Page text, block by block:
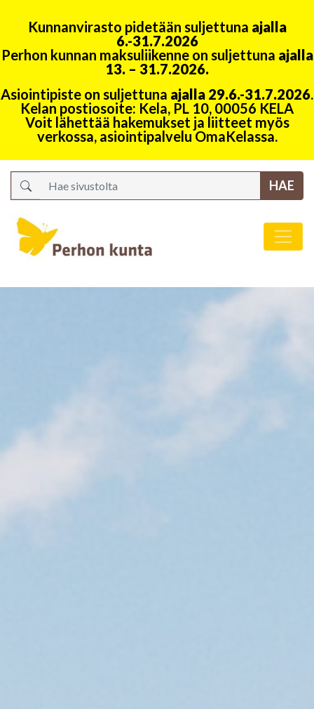
Kunnanvirasto pidetään suljettuna ajalla
6.-31.7.2026
Perhon kunnan maksuliikenne on suljettuna ajalla
13. – 31.7.2026.
Asiointipiste on suljettuna ajalla 29.6.-31.7.2026.
Kelan postiosoite: Kela, PL 10, 00056 KELA
Voit lähettää hakemukset ja liitteet myös
verkossa, asiointipalvelu OmaKelassa.
Päävalikko